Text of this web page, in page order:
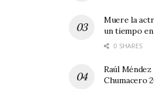
Lee el artículo completo
Muere la
un tiempo
0 SHARES
Raúl
Chumacero